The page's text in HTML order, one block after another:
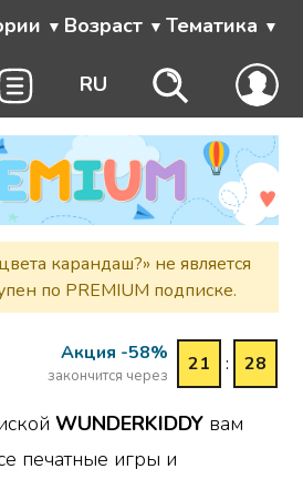
Возраст Тематика
RU
карандаш?» не является
по PREMIUM подписке.
Акция -58%
закончится через
21 : 28
WUNDERKIDDY вам
печатные игры и